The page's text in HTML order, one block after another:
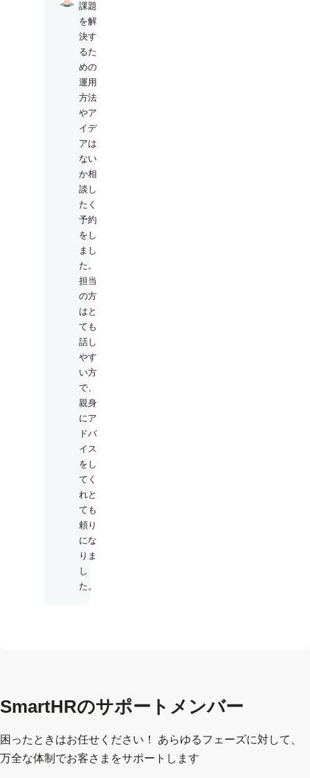
課題
を解
決す
るた
めの
運用
方法
やア
イデ
アは
ない
か相
談し
たく
予約
をし
まし
た。
担当
の方
はと
ても
話し
やす
い方
で、
親身
にア
ドバ
イス
をし
てく
れと
ても
頼り
にな
りま
し
た。
SmartHRのサポートメンバー
困ったときはお任せください！ あらゆるフェーズに対して、
万全な体制でお客さまをサポートします